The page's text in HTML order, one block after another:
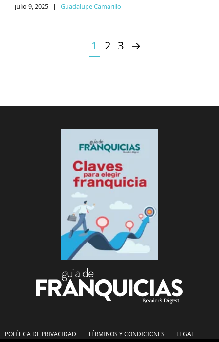
julio 9, 2025 | Guadalupe Camarillo
1 2 3 →
POLÍTICA DE PRIVACIDAD TÉRMINOS Y CONDICIONES LEGAL